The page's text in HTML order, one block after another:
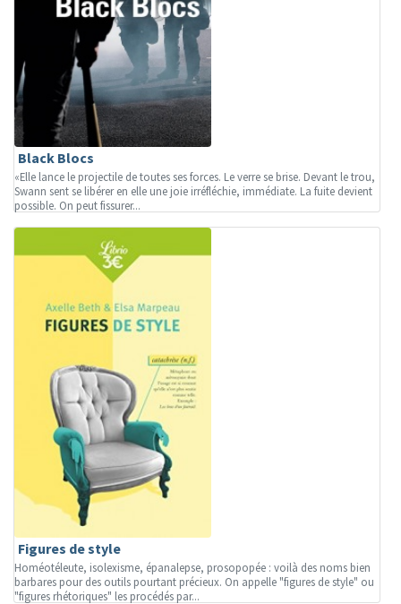
Black Blocs
«Elle lance le projectile de toutes ses forces. Le verre se brise. Devant le trou,
Swann sent se libérer en elle une joie irréfléchie, immédiate. La fuite devient
possible. On peut fissurer...
Figures de style
Homéotéleute, isolexisme, épanalepse, prosopopée : voilà des noms bien
barbares pour des outils pourtant précieux. On appelle "figures de style" ou
"figures rhétoriques" les procédés par...